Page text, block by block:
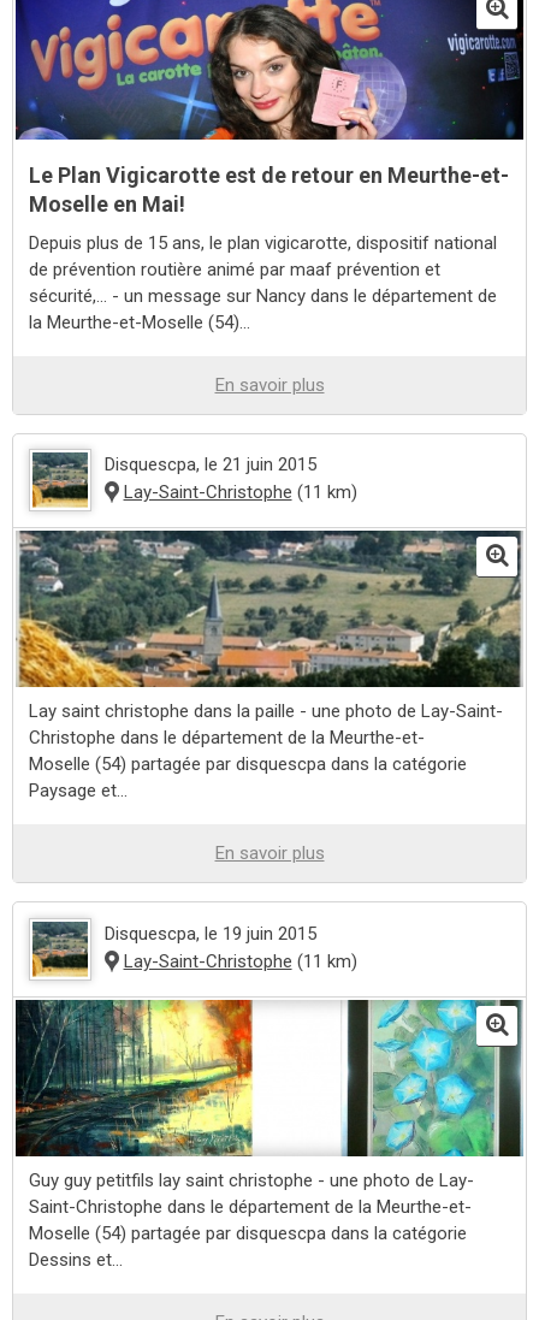
Le Plan Vigicarotte est de retour en Meurthe-et-
Moselle en Mai!
Depuis plus de 15 ans, le plan vigicarotte, dispositif national
de prévention routière animé par maaf prévention et
sécurité,... - un message sur Nancy dans le département de
la Meurthe-et-Moselle (54)...
En savoir plus
Disquescpa, le 21 juin 2015
Lay-Saint-Christophe (11 km)
Lay saint christophe dans la paille - une photo de Lay-Saint-
Christophe dans le département de la Meurthe-et-
Moselle (54) partagée par disquescpa dans la catégorie
Paysage et...
En savoir plus
Disquescpa, le 19 juin 2015
Lay-Saint-Christophe (11 km)
Guy guy petitfils lay saint christophe - une photo de Lay-
Saint-Christophe dans le département de la Meurthe-et-
Moselle (54) partagée par disquescpa dans la catégorie
Dessins et...